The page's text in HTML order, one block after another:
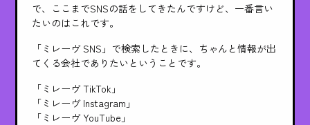
で、ここまでSNSの話をしてきたんですけど、一番言い
たいのはこれです。
「ミレーヴ SNS」で検索したときに、ちゃんと情報が出
てくる会社でありたいということです。
「ミレーヴ TikTok」
「ミレーヴ Instagram」
「ミレーヴ YouTube」